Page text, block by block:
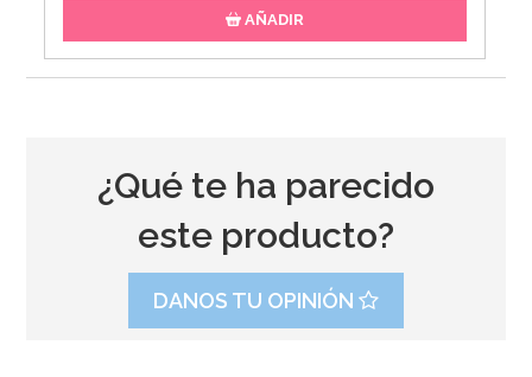
AÑADIR
¿Qué te ha parecido
este producto?
DANOS TU OPINIÓN